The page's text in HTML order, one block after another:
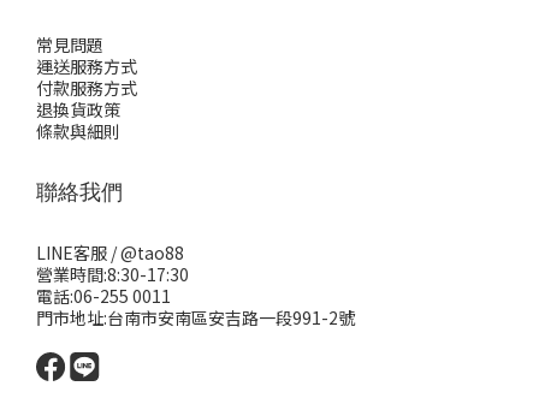
常見問題
運送服務方式
付款服務方式
退換貨政策
條款與細則
聯絡我們
LINE客服 /@tao88
營業時間:8:30-17:30
電話:06-255 0011
門市地址:台南市安南區安吉路一段991-2號